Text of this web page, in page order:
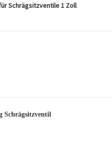
Schrägsitzventile 1 Zoll
Schrägsitzventil